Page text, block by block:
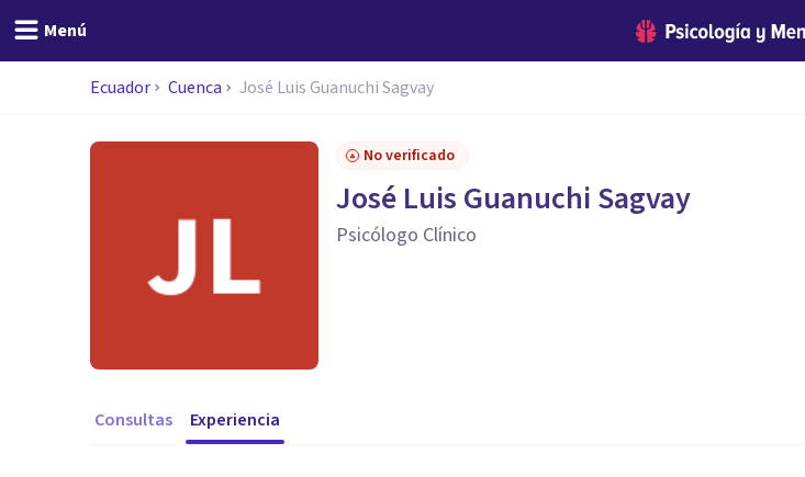
Menú
Ecuador Cuenca José Luis Guanuchi Sagvay
No verificado
José Luis Guanuchi Sagvay
Psicólogo Clínico
Consultas Experiencia